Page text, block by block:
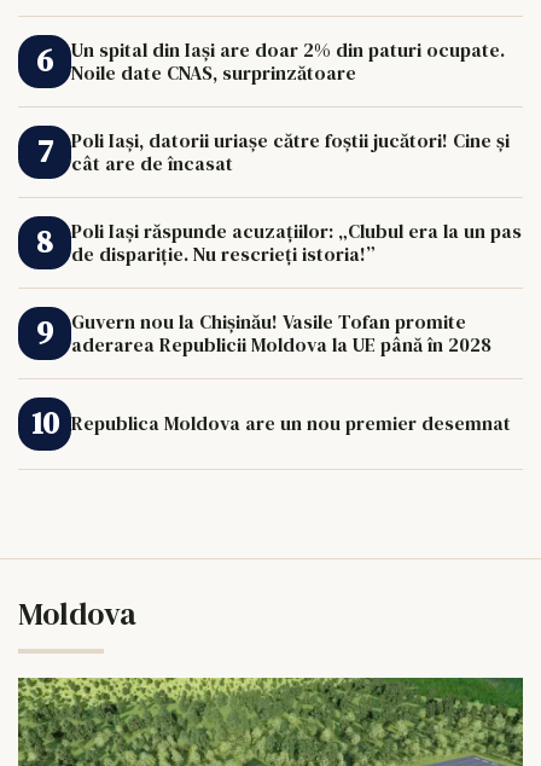
Un spital din Iași are doar 2% din paturi ocupate.
Noile date CNAS, surprinzătoare
Poli Iași, datorii uriașe către foștii jucători! Cine și
cât are de încasat
Poli Iași răspunde acuzațiilor: „Clubul era la un pas
de dispariție. Nu rescrieți istoria!”
Guvern nou la Chișinău! Vasile Tofan promite
aderarea Republicii Moldova la UE până în 2028
Republica Moldova are un nou premier desemnat
Moldova